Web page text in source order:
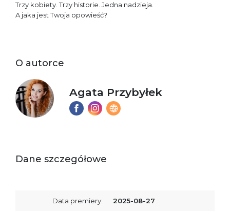
Trzy kobiety. Trzy historie. Jedna nadzieja.
A jaka jest Twoja opowieść?
O autorce
Agata Przybyłek
Dane szczegółowe
Data premiery: 2025-08-27